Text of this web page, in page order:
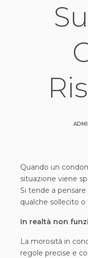
Quando un
situazione viene
Si tende a
qualche sollecito o
In realtà non
La morosità in
regole precise e